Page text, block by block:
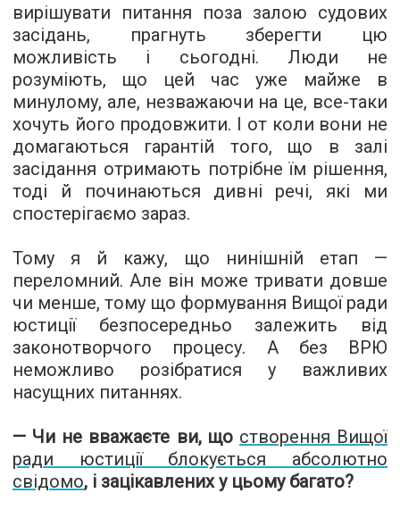
вирішувати питання поза залою судових
засідань, прагнуть зберегти цю
можливість і сьогодні. Люди не
розуміють, що цей час уже майже в
минулому, але, незважаючи на це, все-таки
хочуть його продовжити. І от коли вони не
домагаються гарантій того, що в залі
засідання отримають потрібне їм рішення,
тоді й починаються дивні речі, які ми
спостерігаємо зараз.
Тому я й кажу, що нинішній етап —
переломний. Але він може тривати довше
чи менше, тому що формування Вищої ради
юстиції безпосередньо залежить від
законотворчого процесу. А без ВРЮ
неможливо розібратися у важливих
насущних питаннях.
— Чи не вважаєте ви, що створення Вищої
ради юстиції блокується абсолютно
свідомо, і зацікавлених у цьому багато?